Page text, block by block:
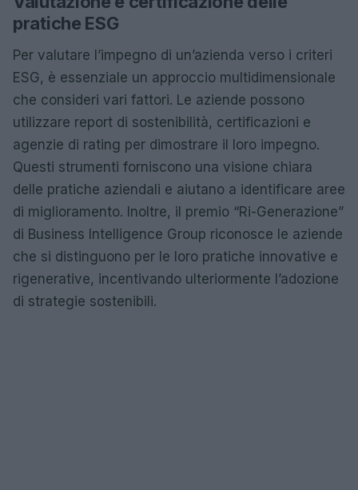
pratiche ESG
Per valutare l’impegno di un’azienda verso i criteri
ESG, è essenziale un approccio multidimensionale
che consideri vari fattori. Le aziende possono
utilizzare report di sostenibilità, certificazioni e
agenzie di rating per dimostrare il loro impegno.
Questi strumenti forniscono una visione chiara
delle pratiche aziendali e aiutano a identificare aree
di miglioramento. Inoltre, il premio “Ri-Generazione”
di Business Intelligence Group riconosce le aziende
che si distinguono per le loro pratiche innovative e
rigenerative, incentivando ulteriormente l’adozione
di strategie sostenibili.